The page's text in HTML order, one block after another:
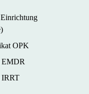
Einrichtung
OPK
EMDR
IRRT